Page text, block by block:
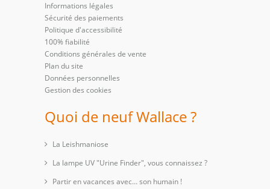
Informations légales
Sécurité des paiements
Politique d'accessibilité
100% fiabilité
Conditions générales de vente
Plan du site
Données personnelles
Gestion des cookies
Quoi de neuf Wallace ?
La Leishmaniose
La lampe UV "Urine Finder", vous connaissez ?
Partir en vacances avec… son humain !